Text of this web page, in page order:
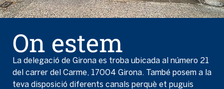
On estem
La delegació de Girona es troba ubicada al número 21
del carrer del Carme, 17004 Girona. També posem a la
teva disposició diferents canals perquè et puguis